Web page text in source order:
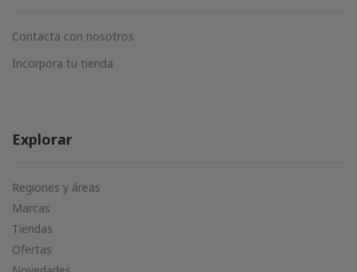
Contacta con nosotros
Incorpora tu tienda
Explorar
Regiones y áreas
Marcas
Tiendas
Ofertas